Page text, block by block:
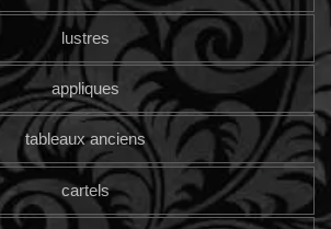
lustres
appliques
tableaux anciens
cartels